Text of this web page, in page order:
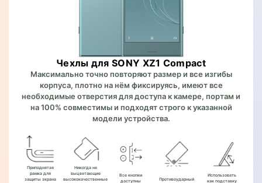
Чехлы для SONY XZ1 Compact
Максимально точно повторяют размер и все изгибы
корпуса, плотно на нём фиксируясь, имеют все
необходимые отверстия для доступа к камере, портам и
на 100% совместимы и подходят строго к указанной
модели устройства.
Приподнятая
рамка для
защиты экрана
Никогда не
выцветающие
высококачественные
Все кнопки
доступны
Противоударный
Использовать
как подставку